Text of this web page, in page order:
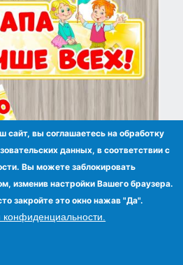
- лучше всех!
сайт, вы соглашаетесь на обработку
данных, в соответствии с
Вы можете заблокировать
изменив настройки Вашего браузера.
закройте это окно нажав "Да".